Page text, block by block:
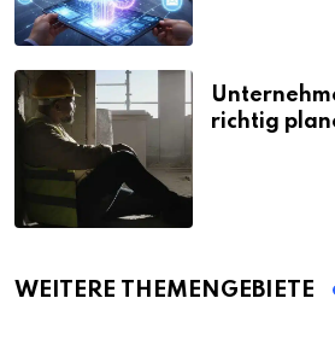
richtig
WEITERE THEMENGEBIETE